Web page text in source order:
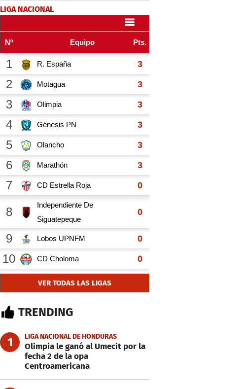
LIGA NACIONAL
VER TODAS LAS LIGAS
TRENDING
1 LIGA NACIONAL DE HONDURAS
Olimpia le ganó al Umecit por la
fecha 2 de la opa
Centroamericana